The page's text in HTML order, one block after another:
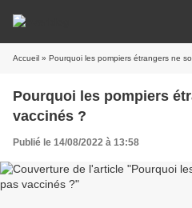
Accueil » Pourquoi les pompiers étrangers ne
Pourquoi les pompiers
vaccinés ?
Publié le 14/08/2022 à 13:58